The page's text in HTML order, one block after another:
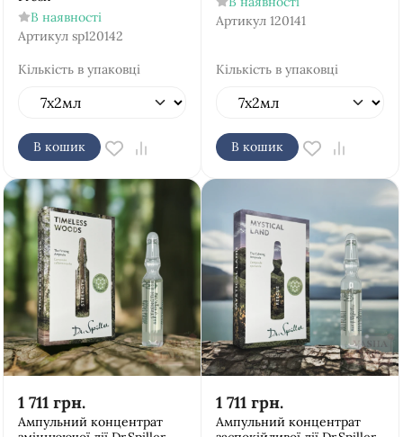
В наявності
Артикул sp120142
Кількість в упаковці
В кошик
Артикул 120141
Кількість в упаковці
В кошик
1 711 грн.
Ампульний концентрат
1 711 грн.
Ампульний концентрат